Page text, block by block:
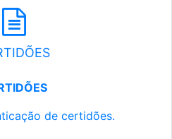
de certidões.